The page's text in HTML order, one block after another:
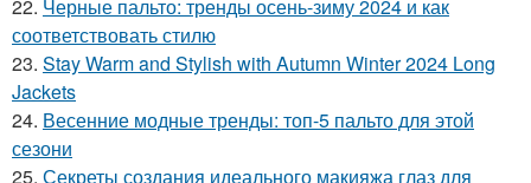
22. Черные пальто: тренды осень-зиму 2024 и как
соответствовать стилю
23. Stay Warm and Stylish with Autumn Winter 2024 Long
Jackets
24. Весенние модные тренды: топ-5 пальто для этой
сезони
25. Секреты создания идеального макияжа глаз для